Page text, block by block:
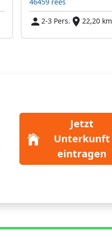
2-3 Pers.
22,20 km
Jetzt
Unterkunft
eintragen